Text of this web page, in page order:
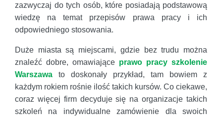
zazwyczaj do tych osób, które posiadają podstawową
wiedzę na temat przepisów prawa pracy i ich
odpowiedniego stosowania.
Duże miasta są miejscami, gdzie bez trudu można
znaleźć dobre, omawiające prawo pracy szkolenie
Warszawa to doskonały przykład, tam bowiem z
każdym rokiem rośnie ilość takich kursów. Co ciekawe,
coraz więcej firm decyduje się na organizacje takich
szkoleń na indywidualne zamówienie dla swoich